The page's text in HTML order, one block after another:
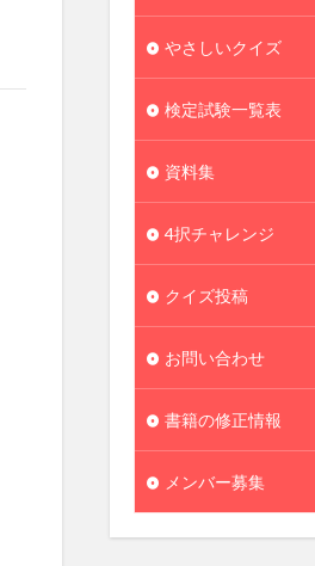
やさしいクイズ
検定試験一覧表
資料集
4択チャレンジ
クイズ投稿
お問い合わせ
書籍の修正情報
メンバー募集